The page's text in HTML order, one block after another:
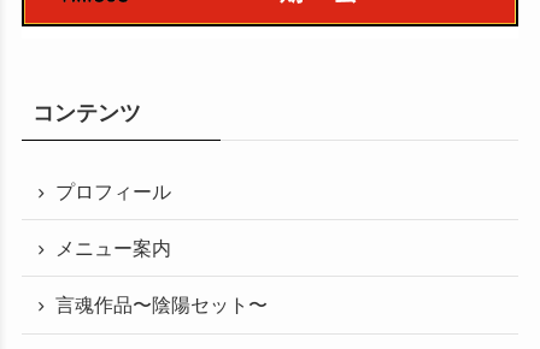
コンテンツ
プロフィール
メニュー案内
言魂作品〜陰陽セット〜